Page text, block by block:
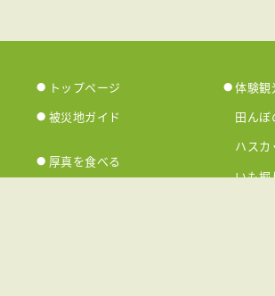
トップページ
被災地ガイド
体験観
田んぼ
ハスカ
いも掘
厚真を食べる